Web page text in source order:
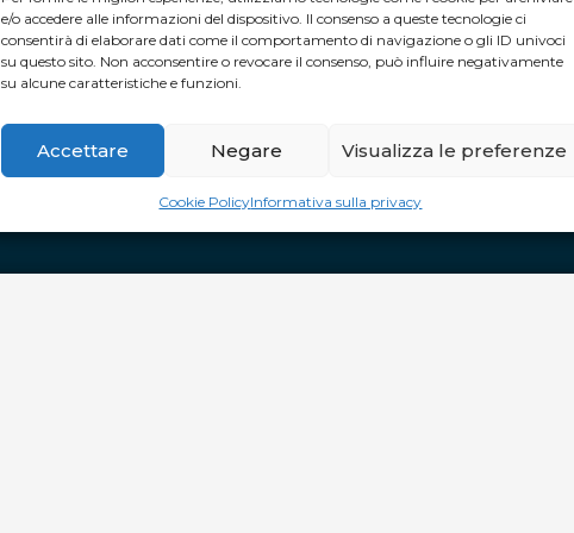
e/o accedere alle informazioni del dispositivo. Il consenso a queste tecnologie ci
consentirà di elaborare dati come il comportamento di navigazione o gli ID univoci
su questo sito. Non acconsentire o revocare il consenso, può influire negativamente
su alcune caratteristiche e funzioni.
Accettare Negare Visualizza le preferenze
Cookie PolicyInformativa sulla privacy
TUTTI I GIORNI: dalle 10 alle 20 e
APERTURA STRAORDINARIA
Pasquetta aperto dalle 10.00 alle 20.00